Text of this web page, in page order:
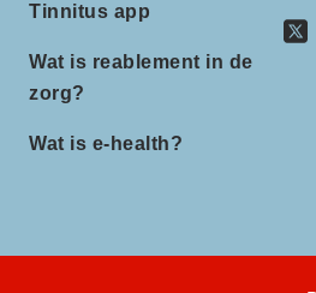
Tinnitus app
Wat is reablement in de
zorg?
Wat is e-health?